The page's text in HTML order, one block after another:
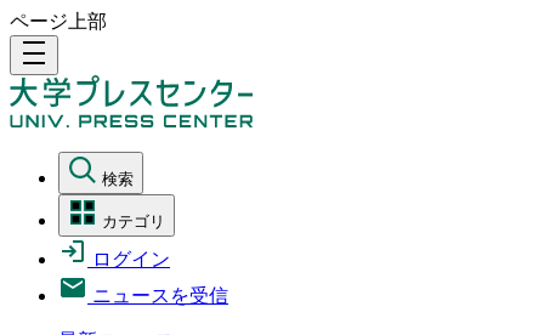
ページ上部
density_medium
検索
カテゴリ
ログイン
ニュースを受信